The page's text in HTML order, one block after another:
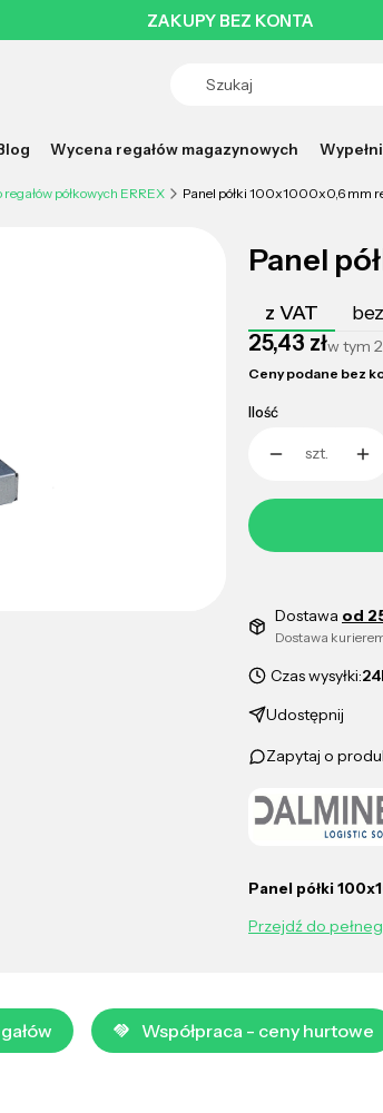
ZAKUPY BEZ KONTA
Wycena regałów magazynowych
półkowych ERREX Panel półki 100x1000x0,6 mm
Panel
z VAT
Cena
25,43 złw tym
Ceny podane bez
Ilość
szt.
Dostawa od
Dostawa
Czas wysyłki:
Udostępnij
Zapytaj o
Panel półki
Przejdź do
Współpraca - ceny hurtowe